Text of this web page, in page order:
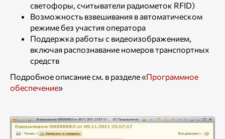
светофоры, считыватели радиометок RFID)
Возможность взвешивания в автоматическом
режиме без участия оператора
Поддержка работы с видеоизображением,
включая распознавание номеров транспортных
средств
Подробное описание см. в разделе «Программное
обеспечение»